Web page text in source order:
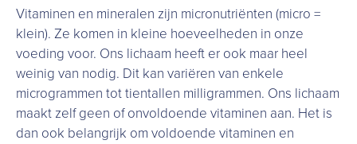
Vitaminen en mineralen zijn micronutriënten (micro =
klein). Ze komen in kleine hoeveelheden in onze
voeding voor. Ons lichaam heeft er ook maar heel
weinig van nodig. Dit kan variëren van enkele
microgrammen tot tientallen milligrammen. Ons lichaam
maakt zelf geen of onvoldoende vitaminen aan. Het is
dan ook belangrijk om voldoende vitaminen en